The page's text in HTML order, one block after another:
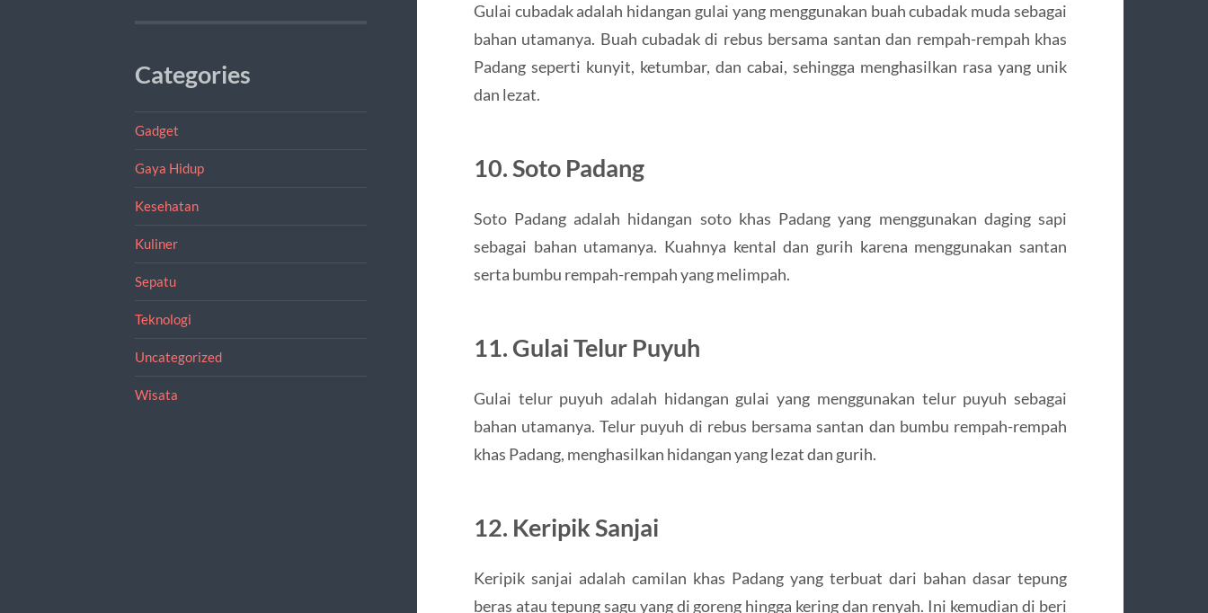
Categories
Gadget
Gaya Hidup
Kesehatan
Kuliner
Sepatu
Teknologi
Uncategorized
Wisata
Gulai cubadak adalah hidangan gulai yang menggunakan buah cubadak muda sebagai
bahan utamanya. Buah cubadak di rebus bersama santan dan rempah-rempah khas
Padang seperti kunyit, ketumbar, dan cabai, sehingga menghasilkan rasa yang unik
dan lezat.
10. Soto Padang
Soto Padang adalah hidangan soto khas Padang yang menggunakan daging sapi
sebagai bahan utamanya. Kuahnya kental dan gurih karena menggunakan santan
serta bumbu rempah-rempah yang melimpah.
11. Gulai Telur Puyuh
Gulai telur puyuh adalah hidangan gulai yang menggunakan telur puyuh sebagai
bahan utamanya. Telur puyuh di rebus bersama santan dan bumbu rempah-rempah
khas Padang, menghasilkan hidangan yang lezat dan gurih.
12. Keripik Sanjai
Keripik sanjai adalah camilan khas Padang yang terbuat dari bahan dasar tepung
beras atau tepung sagu yang di goreng hingga kering dan renyah. Ini kemudian di beri